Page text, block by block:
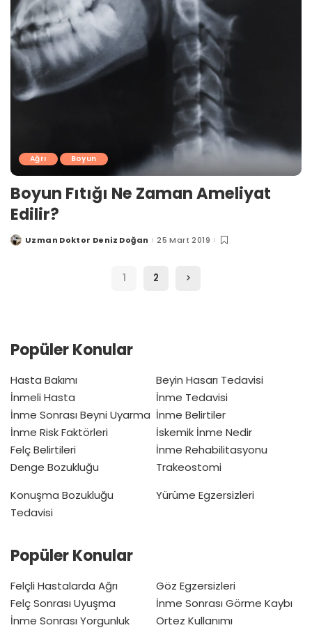
Ağrı Boyun
Boyun Fıtığı Ne Zaman Ameliyat
Edilir?
PostedUzman Doktor Deniz Doğan 25 Mart 2019
1 2
Popüler Konular
Hasta Bakımı
İnmeli Hasta
İnme Sonrası Beyni Uyarma
İnme Risk Faktörleri
Felç Belirtileri
Denge Bozukluğu
Beyin Hasarı Tedavisi
İnme Tedavisi
İnme Belirtiler
İskemik İnme Nedir
İnme Rehabilitasyonu
Trakeostomi
Konuşma Bozukluğu
Tedavisi
Yürüme Egzersizleri
Popüler Konular
Felçli Hastalarda Ağrı
Felç Sonrası Uyuşma
İnme Sonrası Yorgunluk
Göz Egzersizleri
İnme Sonrası Görme Kaybı
Ortez Kullanımı